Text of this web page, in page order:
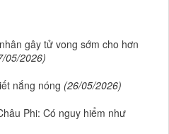
gây tử vong sớm cho hơn
05/2026)
nắng nóng (26/05/2026)
Phi: Có nguy hiểm như